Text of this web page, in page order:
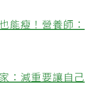
能瘦！營養師：
：減重要讓自己